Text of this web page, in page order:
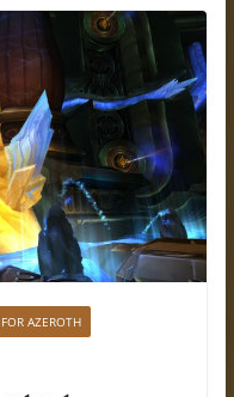
AZEROTH